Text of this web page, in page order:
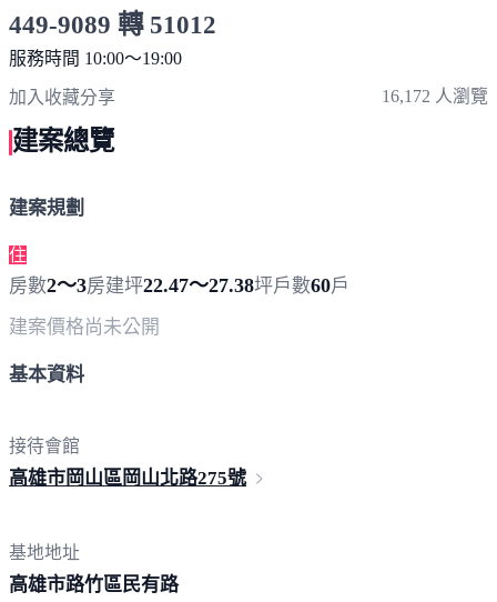
449-9089 轉 51012
服務時間 10:00～19:00
加入收藏分享 16,172 人瀏覽
建案總覽
建案規劃
住
房數2～3房建坪22.47～27.38坪戶數60戶
建案價格尚未公開
基本資料
接待會館
高雄市岡山區岡山北路275號
基地地址
高雄市路竹區民有路